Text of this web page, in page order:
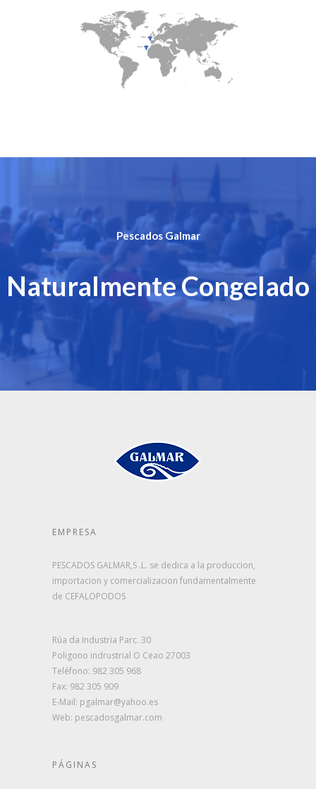
Pescados Galmar
Naturalmente Congelado
EMPRESA
PESCADOS GALMAR,S .L. se dedica a la produccion,
importacion y comercializacion fundamentalmente
de CEFALOPODOS
Rúa da Industria Parc. 30
Poligono indrustrial O Ceao 27003
Teléfono: 982 305 968
Fax: 982 305 909
E-Mail: pgalmar@yahoo.es
Web: pescadosgalmar.com
PÁGINAS